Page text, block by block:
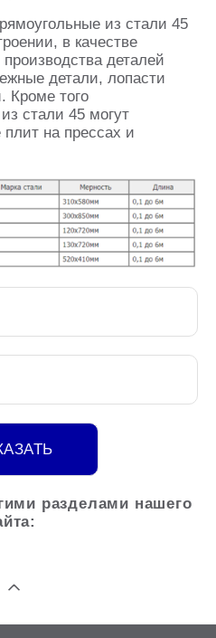
из стали 45
в качестве
деталей
детали, лопасти
Кроме того
стали 45 могут
плит на прессах и
разделами нашего